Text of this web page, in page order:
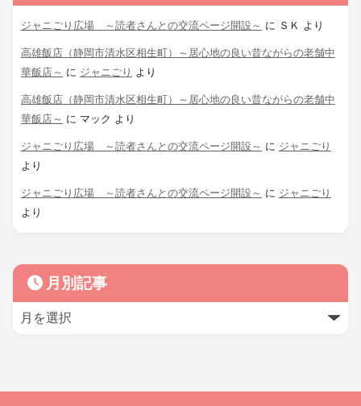
ジャニごり広場 ～読者さんとの交流ページ開設～ に ＳＫ より
高雄飯店（静岡市清水区相生町）～居心地の良い昔ながらの老舗中
華飯店～ に ジャニごり より
高雄飯店（静岡市清水区相生町）～居心地の良い昔ながらの老舗中
華飯店～ に マック より
ジャニごり広場 ～読者さんとの交流ページ開設～ に ジャニごり
より
ジャニごり広場 ～読者さんとの交流ページ開設～ に ジャニごり
より
月別記事